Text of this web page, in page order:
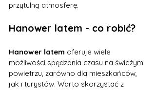
przytulną atmosferę.
Hanower latem - co robić?
Hanower latem oferuje wiele
możliwości spędzania czasu na świeżym
powietrzu, zarówno dla mieszkańców,
jak i turystów. Warto skorzystać z